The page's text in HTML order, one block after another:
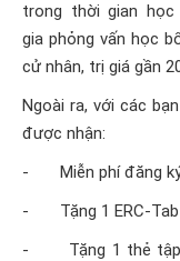
trong thời gian
gia phỏng vấn học
cử nhân, trị giá gần
Ngoài ra, với các
được nhận:
- Miễn phí đăng ký
- Tặng 1 ERC-Tab
- Tặng 1 thẻ tập